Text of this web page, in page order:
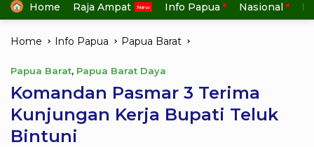
Home Raja Ampat Info Papua Nasional
Home Info Papua Papua Barat
Papua Barat, Papua Barat Daya
Komandan Pasmar 3 Terima
Kunjungan Kerja Bupati Teluk
Bintuni